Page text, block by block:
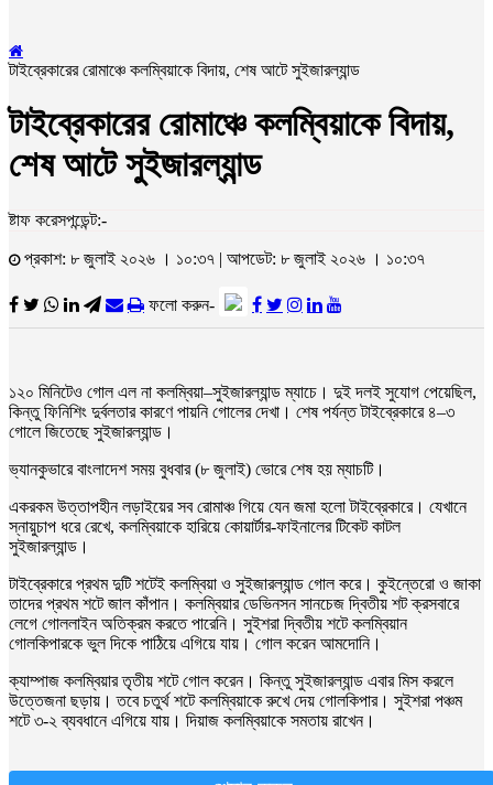
টাইব্রেকারের রোমাঞ্চে কলম্বিয়াকে বিদায়, শেষ আটে সুইজারল্যান্ড
টাইব্রেকারের রোমাঞ্চে কলম্বিয়াকে বিদায়,
শেষ আটে সুইজারল্যান্ড
ষ্টাফ করেসপন্ডেন্ট:-
প্রকাশ: ৮ জুলাই ২০২৬ । ১০:৩৭ | আপডেট: ৮ জুলাই ২০২৬ । ১০:৩৭
ফলো করুন-
১২০ মিনিটেও গোল এল না কলম্বিয়া–সুইজারল্যান্ড ম্যাচে। দুই দলই সুযোগ পেয়েছিল,
কিন্তু ফিনিশিং দুর্বলতার কারণে পায়নি গোলের দেখা। শেষ পর্যন্ত টাইব্রেকারে ৪–৩
গোলে জিতেছে সুইজারল্যান্ড।
ভ্যানকুভারে বাংলাদেশ সময় বুধবার (৮ জুলাই) ভোরে শেষ হয় ম্যাচটি।
একরকম উত্তাপহীন লড়াইয়ের সব রোমাঞ্চ গিয়ে যেন জমা হলো টাইব্রেকারে। যেখানে
স্নায়ুচাপ ধরে রেখে, কলম্বিয়াকে হারিয়ে কোয়ার্টার-ফাইনালের টিকেট কাটল
সুইজারল্যান্ড।
টাইব্রেকারে প্রথম দুটি শটেই কলম্বিয়া ও সুইজারল্যান্ড গোল করে। কুইন্তেরো ও জাকা
তাদের প্রথম শটে জাল কাঁপান। কলম্বিয়ার ডেভিনসন সানচেজ দ্বিতীয় শট ক্রসবারে
লেগে গোললাইন অতিক্রম করতে পারেনি। সুইশরা দ্বিতীয় শটে কলম্বিয়ান
গোলকিপারকে ভুল দিকে পাঠিয়ে এগিয়ে যায়। গোল করেন আমদোনি।
ক্যাম্পাজ কলম্বিয়ার তৃতীয় শটে গোল করেন। কিন্তু সুইজারল্যান্ড এবার মিস করলে
উত্তেজনা ছড়ায়। তবে চতুর্থ শটে কলম্বিয়াকে রুখে দেয় গোলকিপার। সুইশরা পঞ্চম
শটে ৩-২ ব্যবধানে এগিয়ে যায়। দিয়াজ কলম্বিয়াকে সমতায় রাখেন।